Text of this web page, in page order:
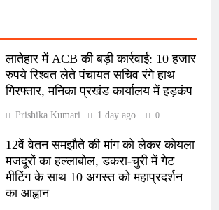
लातेहार में ACB की बड़ी कार्रवाई: 10 हजार
रुपये रिश्वत लेते पंचायत सचिव रंगे हाथ
गिरफ्तार, मनिका प्रखंड कार्यालय में हड़कंप
Prishika Kumari 1 day ago 0
12वें वेतन समझौते की मांग को लेकर कोयला
मजदूरों का हल्लाबोल, डकरा-चुरी में गेट
मीटिंग के साथ 10 अगस्त को महाप्रदर्शन
का आह्वान